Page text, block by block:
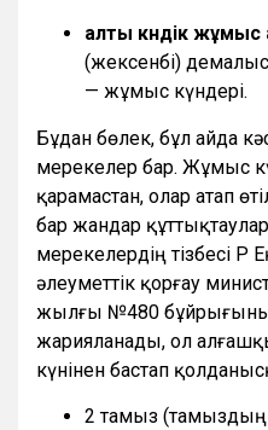
алты күндік
(жексенбі)
— жұмыс күндері.
Бұдан бөлек, бұл айда
мерекелер бар. Жұмыс
қарамастан, олар атап
бар жандар
мерекелердің тізбесі
әлеуметтік қорғау
жылғы №480
жарияланады, ол
күнінен бастап
2 тамыз (тамыздың